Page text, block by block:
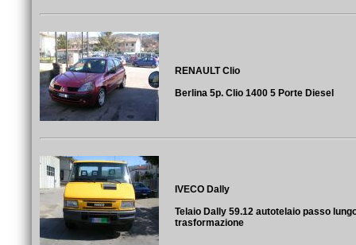
RENAULT Clio
Berlina 5p. Clio 1400 5 Porte Diesel
IVECO Dally
Telaio Dally 59.12 autotelaio passo
trasformazione